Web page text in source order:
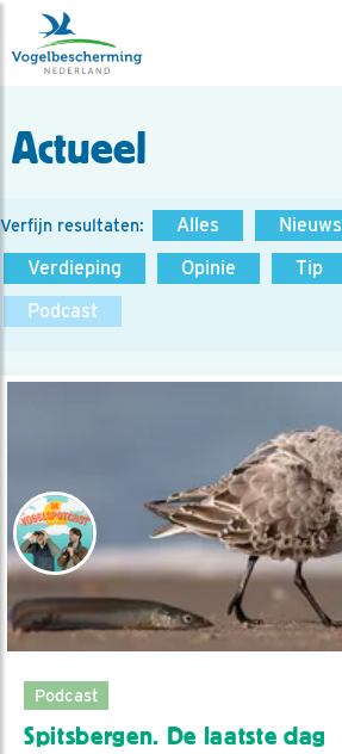
Actueel
Verfijn resultaten: Alles Nieuws
Verdieping
Opinie Tip
Podcast
Podcast
Spitsbergen. De laatste dag